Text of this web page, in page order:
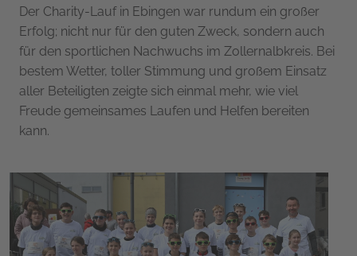
Der Charity-Lauf in Ebingen war rundum ein großer
Erfolg; nicht nur für den guten Zweck, sondern auch
für den sportlichen Nachwuchs im Zollernalbkreis. Bei
bestem Wetter, toller Stimmung und großem Einsatz
aller Beteiligten zeigte sich einmal mehr, wie viel
Freude gemeinsames Laufen und Helfen bereiten
kann.